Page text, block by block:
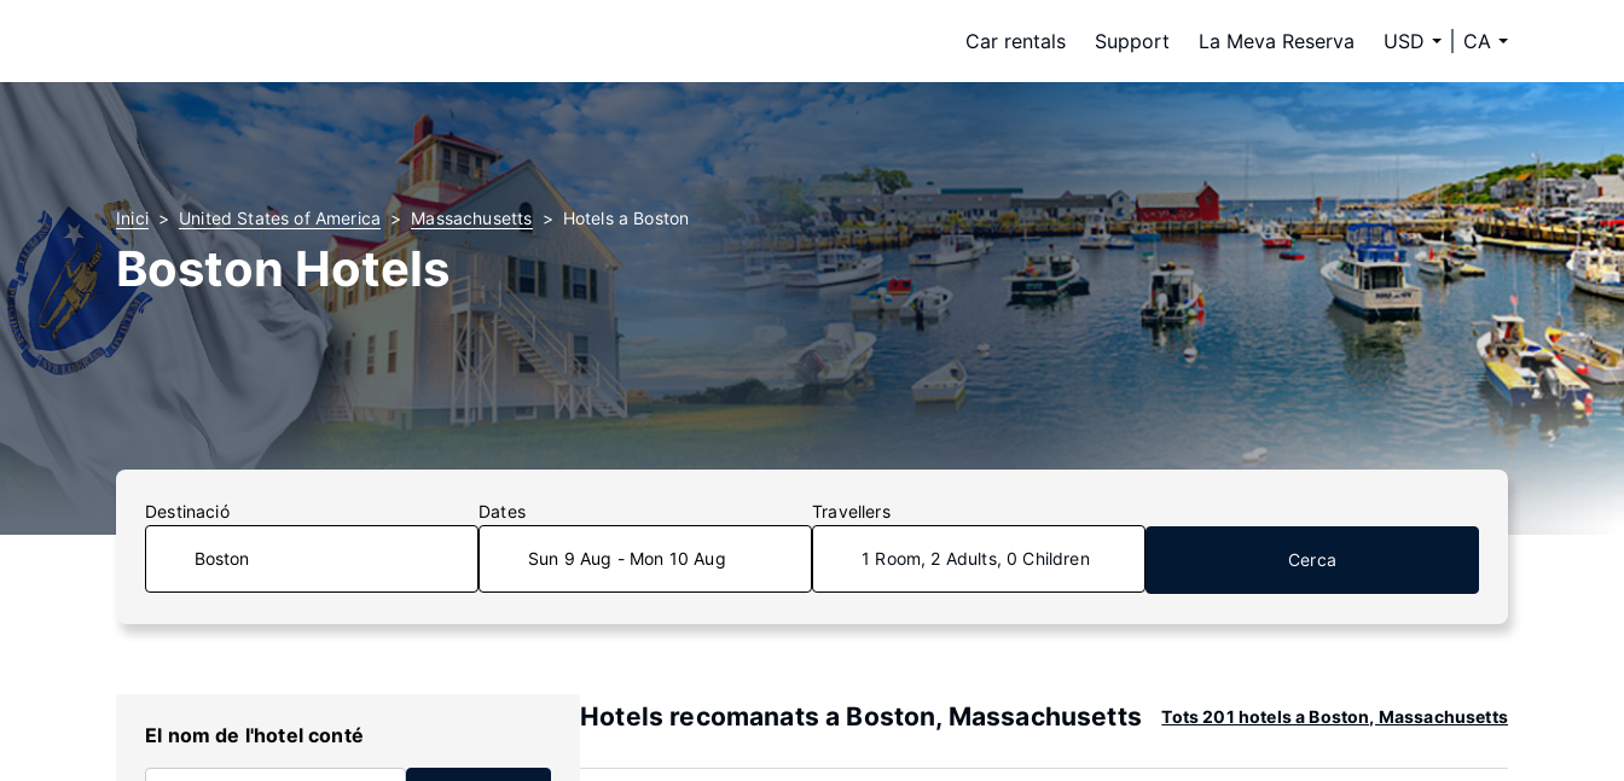
Car rentals Support La Meva Reserva USD CA
Inici United States of America Massachusetts Hotels a Boston
Boston Hotels
Destinació Dates
Sun 9 Aug - Mon 10 Aug
Travellers
1 Room, 2 Adults, 0 Children Cerca
El nom de l'hotel conté
Hotels recomanats a Boston, Massachusetts Tots 201 hotels a Boston, Massachusetts